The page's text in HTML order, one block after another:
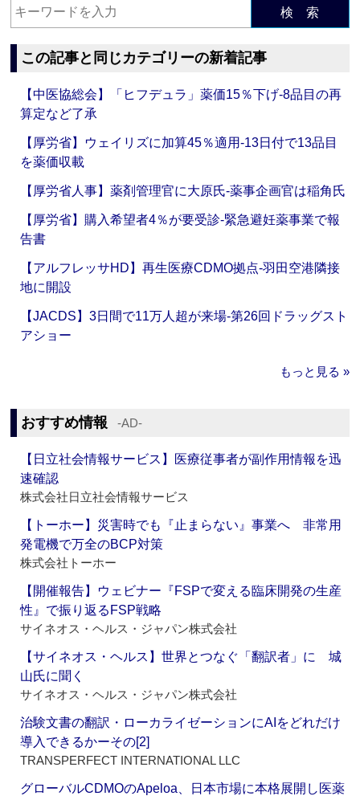
検 索
この記事と同じカテゴリーの新着記事
【中医協総会】「ヒフデュラ」薬価15％下げ‐8品目の再
算定など了承
【厚労省】ウェイリズに加算45％適用‐13日付で13品目
を薬価収載
【厚労省人事】薬剤管理官に大原氏‐薬事企画官は稲角氏
【厚労省】購入希望者4％が要受診‐緊急避妊薬事業で報
告書
【アルフレッサHD】再生医療CDMO拠点‐羽田空港隣接
地に開設
【JACDS】3日間で11万人超が来場‐第26回ドラッグスト
アショー
もっと見る »
おすすめ情報 ‐AD‐
【日立社会情報サービス】医療従事者が副作用情報を迅
速確認
株式会社日立社会情報サービス
【トーホー】災害時でも『止まらない』事業へ 非常用
発電機で万全のBCP対策
株式会社トーホー
【開催報告】ウェビナー『FSPで変える臨床開発の生産
性』で振り返るFSP戦略
サイネオス・ヘルス・ジャパン株式会社
【サイネオス・ヘルス】世界とつなぐ「翻訳者」に 城
山氏に聞く
サイネオス・ヘルス・ジャパン株式会社
治験文書の翻訳・ローカライゼーションにAIをどれだけ
導入できるかーその[2]
TRANSPERFECT INTERNATIONAL LLC
グローバルCDMOのApeloa、日本市場に本格展開し医薬